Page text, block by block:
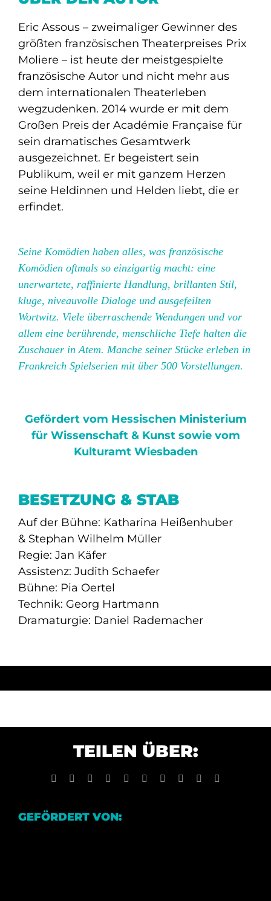
Eric Assous – zweimaliger Gewinner des
größten französischen Theaterpreises Prix
Moliere – ist heute der meistgespielte
französische Autor und nicht mehr aus
dem internationalen Theaterleben
wegzudenken. 2014 wurde er mit dem
Großen Preis der Académie Française für
sein dramatisches Gesamtwerk
ausgezeichnet. Er begeistert sein
Publikum, weil er mit ganzem Herzen
seine Heldinnen und Helden liebt, die er
erfindet.
Seine Komödien haben alles, was französische
Komödien oftmals so einzigartig macht: eine
unerwartete, raffinierte Handlung, brillanten Stil,
kluge, niveauvolle Dialoge und ausgefeilten
Wortwitz. Viele überraschende Wendungen und vor
allem eine berührende, menschliche Tiefe halten die
Zuschauer in Atem. Manche seiner Stücke erleben in
Frankreich Spielserien mit über 500 Vorstellungen.
Gefördert vom Hessischen Ministerium
für Wissenschaft & Kunst sowie vom
Kulturamt Wiesbaden
BESETZUNG & STAB
Auf der Bühne: Katharina Heißenhuber
& Stephan Wilhelm Müller
Regie: Jan Käfer
Assistenz: Judith Schaefer
Bühne: Pia Oertel
Technik: Georg Hartmann
Dramaturgie: Daniel Rademacher
TEILEN ÜBER:
Facebook Reddit LinkedInWhatsApp
TumblrPinterest Xing
GEFÖRDERT VON: